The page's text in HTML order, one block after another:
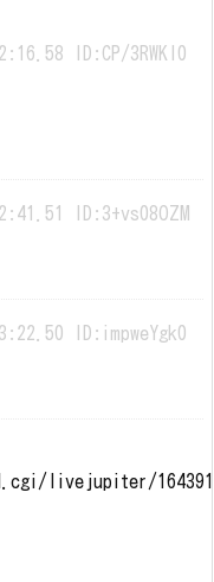
ID:CP/3RWKl0
ID:3+vs08OZM
ID:impweYgk0
livejupiter/